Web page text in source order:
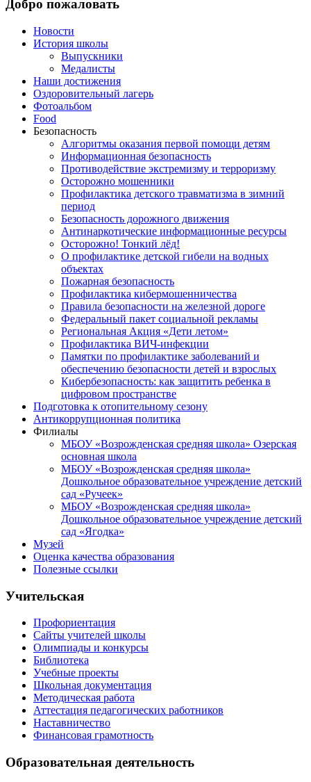
Добро пожаловать
Новости
История школы
Выпускники
Медалисты
Наши достижения
Оздоровительный лагерь
Фотоальбом
Food
Безопасность
Алгоритмы оказания первой помощи детям
Информационная безопасность
Противодействие экстремизму и терроризму
Осторожно мошенники
Профилактика детского травматизма в зимний
период
Безопасность дорожного движения
Антинаркотические информационные ресурсы
Осторожно! Тонкий лёд!
О профилактике детской гибели на водных
объектах
Пожарная безопасность
Профилактика кибермошенничества
Правила безопасности на железной дороге
Федеральный пакет социальной рекламы
Региональная Акция «Дети летом»
Профилактика ВИЧ-инфекции
Памятки по профилактике заболеваний и
обеспечению безопасности детей и взрослых
Кибербезопасность: как защитить ребенка в
цифровом пространстве
Подготовка к отопительному сезону
Антикоррупционная политика
Филиалы
МБОУ «Возрожденская средняя школа» Озерская
основная школа
МБОУ «Возрожденская средняя школа»
Дошкольное образовательное учреждение детский
сад «Ручеек»
МБОУ «Возрожденская средняя школа»
Дошкольное образовательное учреждение детский
сад «Ягодка»
Музей
Оценка качества образования
Полезные ссылки
Учительская
Профориентация
Сайты учителей школы
Олимпиады и конкурсы
Библиотека
Учебные проекты
Школьная документация
Методическая работа
Аттестация педагогических работников
Наставничество
Финансовая грамотность
Образовательная деятельность